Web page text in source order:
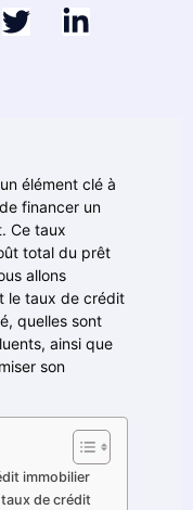
élément clé à
financer un
Ce taux
total du prêt
allons
le taux de crédit
quelles sont
ainsi que
son
immobilier
de crédit